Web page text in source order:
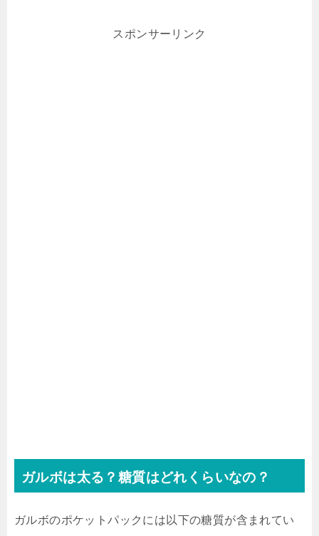
スポンサーリンク
ガルボは太る？糖質はどれくらいなの？
ガルボのポケットパックには以下の糖質が含まれてい